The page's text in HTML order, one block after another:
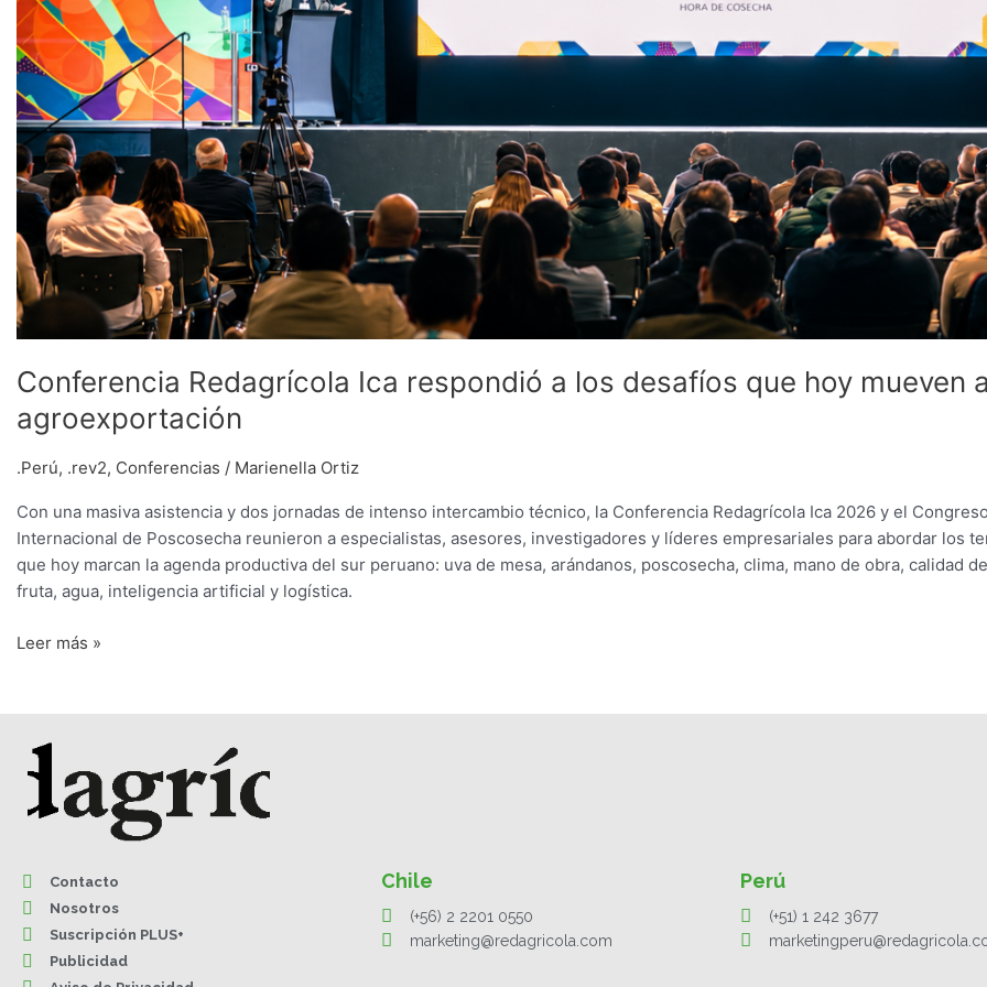
Conferencia Redagrícola Ica respondió a los desafíos que hoy mueven
agroexportación
.Perú, .rev2, Conferencias / Marienella Ortiz
Con una masiva asistencia y dos jornadas de intenso intercambio técnico, la Conferencia Redagrícola Ica 2026 y el
Internacional de Poscosecha reunieron a especialistas, asesores, investigadores y líderes empresariales para abordar los
que hoy marcan la agenda productiva del sur peruano: uva de mesa, arándanos, poscosecha, clima, mano de obra, calidad de
fruta, agua, inteligencia artificial y logística.
Leer más »
Contacto
Nosotros
Suscripción PLUS+
Publicidad
Chile
(+56) 2 2201 0550
marketing@redagricola.com
Perú
(+51) 1 242 3677